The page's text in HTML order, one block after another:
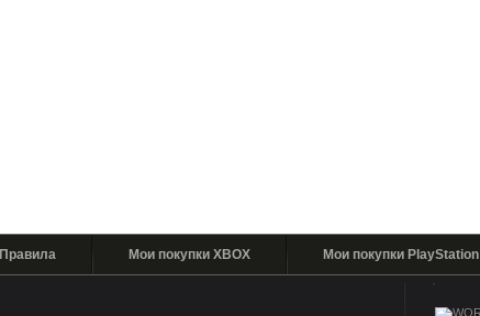
Правила Мои покупки XBOX Мои покупки PlayStation